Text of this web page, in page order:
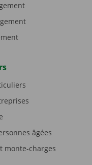
âgées
monte-charges